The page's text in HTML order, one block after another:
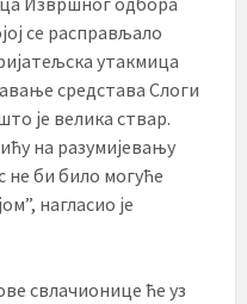
се расправљало
утакмица
средстава Слоги
је велика ствар.
на разумијевању
не би било могуће
нагласио је
свлачионице ће уз